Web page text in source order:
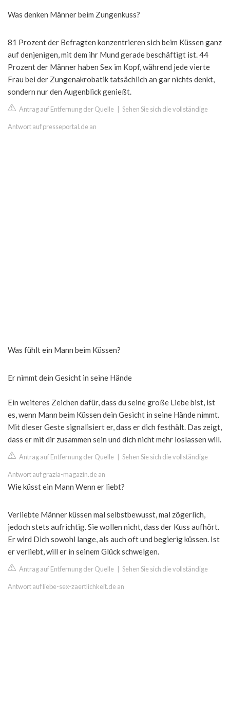
Was denken Männer beim Zungenkuss?
81 Prozent der Befragten konzentrieren sich beim Küssen ganz
auf denjenigen, mit dem ihr Mund gerade beschäftigt ist. 44
Prozent der Männer haben Sex im Kopf, während jede vierte
Frau bei der Zungenakrobatik tatsächlich an gar nichts denkt,
sondern nur den Augenblick genießt.
Antrag auf Entfernung der Quelle Sehen Sie sich die vollständige
Antwort auf presseportal.de an
Was fühlt ein Mann beim Küssen?
Er nimmt dein Gesicht in seine Hände
Ein weiteres Zeichen dafür, dass du seine große Liebe bist, ist
es, wenn Mann beim Küssen dein Gesicht in seine Hände nimmt.
Mit dieser Geste signalisiert er, dass er dich festhält. Das zeigt,
dass er mit dir zusammen sein und dich nicht mehr loslassen will.
Antrag auf Entfernung der Quelle Sehen Sie sich die vollständige
Antwort auf grazia-magazin.de an
Wie küsst ein Mann Wenn er liebt?
Verliebte Männer küssen mal selbstbewusst, mal zögerlich,
jedoch stets aufrichtig. Sie wollen nicht, dass der Kuss aufhört.
Er wird Dich sowohl lange, als auch oft und begierig küssen. Ist
er verliebt, will er in seinem Glück schwelgen.
Antrag auf Entfernung der Quelle Sehen Sie sich die vollständige
Antwort auf liebe-sex-zaertlichkeit.de an